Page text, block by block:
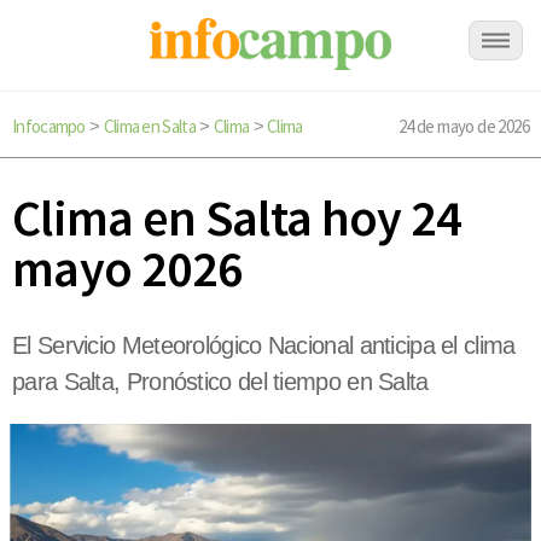
Infocampo > Clima en Salta> Clima >Clima 24 de mayo de 2026
Clima en Salta hoy 24
mayo 2026
El Servicio Meteorológico Nacional anticipa el clima
para Salta, Pronóstico del tiempo en Salta